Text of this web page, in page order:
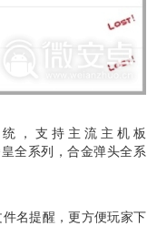
，支持主流主机板
全系列，合金弹头全系
名提醒，更方便玩家下